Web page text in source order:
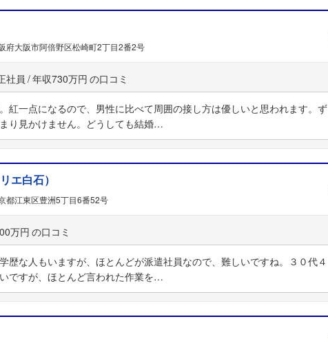
府大阪市阿倍野区松崎町2丁目2番2号
社員 年収730万円
紅一点になるので、男性に比べて周囲の接し方は優しいと思われます。ず
り見かけません。どうしても結婚…
エ白石）
都江東区豊洲5丁目6番52号
万円
歴な人もいますが、ほとんどが派遣社員なので、難しいですね。３０代４
ですが、ほとんど言われた作業を…